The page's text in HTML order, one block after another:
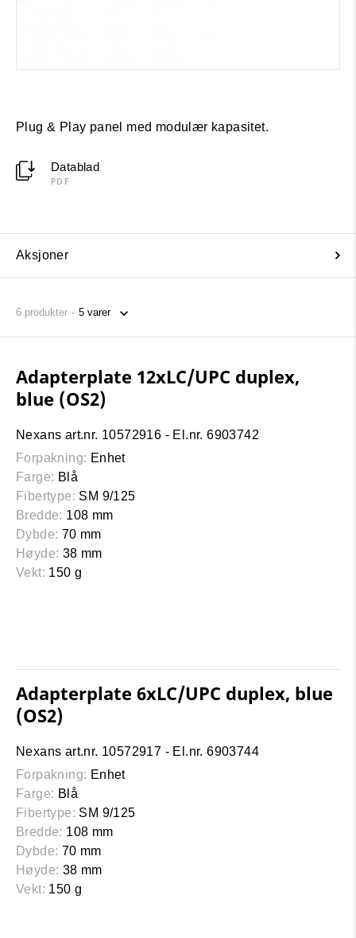
Plug & Play panel med modulær kapasitet.
Datablad
PDF
Aksjoner
6 produkter
Adapterplate 12xLC/UPC duplex,
blue (OS2)
Nexans art.nr. 10572916 - El.nr. 6903742
Forpakning: Enhet
Farge: Blå
Fibertype: SM 9/125
Bredde: 108 mm
Dybde: 70 mm
Høyde: 38 mm
Vekt: 150 g
Adapterplate 6xLC/UPC duplex, blue
(OS2)
Nexans art.nr. 10572917 - El.nr. 6903744
Forpakning: Enhet
Farge: Blå
Fibertype: SM 9/125
Bredde: 108 mm
Dybde: 70 mm
Høyde: 38 mm
Vekt: 150 g